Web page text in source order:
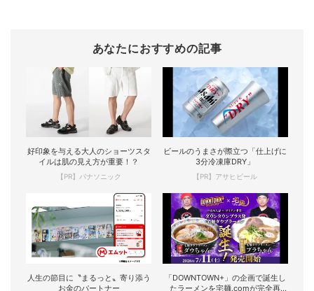
あなたにおすすめの記事
好印象を与える大人のショーツスタ
イルは肌の見え方が重要！？
【PR】パナソニック
ビールのうまさが際立つ「仕上げに
3分冷凍庫DRY」
【PR】アサヒビール
人生の節目に〝まるっと〟寄り添う
お金のパートナー
「DOWNTOWN+」の企画で誕生し
たラーメンを宅麺.comが完全再